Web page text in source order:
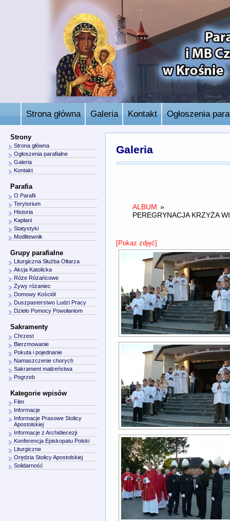
Strona główna Galeria Kontakt Ogłoszenia
Galeria
ALBUM »
PEREGRYNACJA KRZYŻA
[Pokaz zdjęć]
Strony
Strona główna
Ogłoszenia parafialne
Galeria
Kontakt
Parafia
O Parafii
Terytorium
Historia
Kapłani
Statystyki
Modlitewnik
Grupy parafialne
Liturgiczna Służba Ołtarza
Akcja Katolicka
Róże Różańcowe
Żywy różaniec
Domowy Kościół
Duszpasterstwo Ludzi Pracy
Dzieło Pomocy Powołaniom
Sakramenty
Chrzest
Bierzmowanie
Pokuta i pojednanie
Namaszczenie chorych
Sakrament małżeństwa
Pogrzeb
Kategorie wpisów
Film
Informacje
Informacje Prasowe Stolicy
Apostolskiej
Informacje z Archidiecezji
Konferencja Episkopatu Polski
Liturgiczne
Orędzia Stolicy Apostolskiej
Solidarność